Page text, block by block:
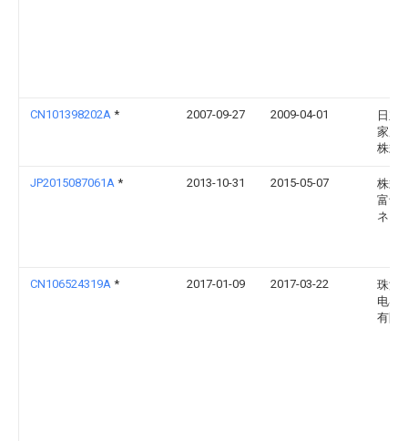
CN101398202A * 2007-09-27 2009-04-01
日立
家用
株式
JP2015087061A * 2013-10-31 2015-05-07
株式
富士
ネラ
CN106524319A * 2017-01-09 2017-03-22
珠海
电器
有限